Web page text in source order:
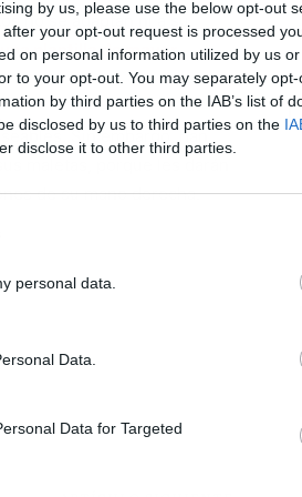
by us, please use the below opt-out
your opt-out request is processed
on personal information utilized by us
to your opt-out. You may separately
by third parties on the IAB’s list of
disclosed by us to third parties on the
disclose it to other third parties.
personal data.
Data.
Data for Targeted
no se adaptan ni a su
una plantilla de mayor
Sin embargo, han
maletas, porque les darán
de su mano derecha.